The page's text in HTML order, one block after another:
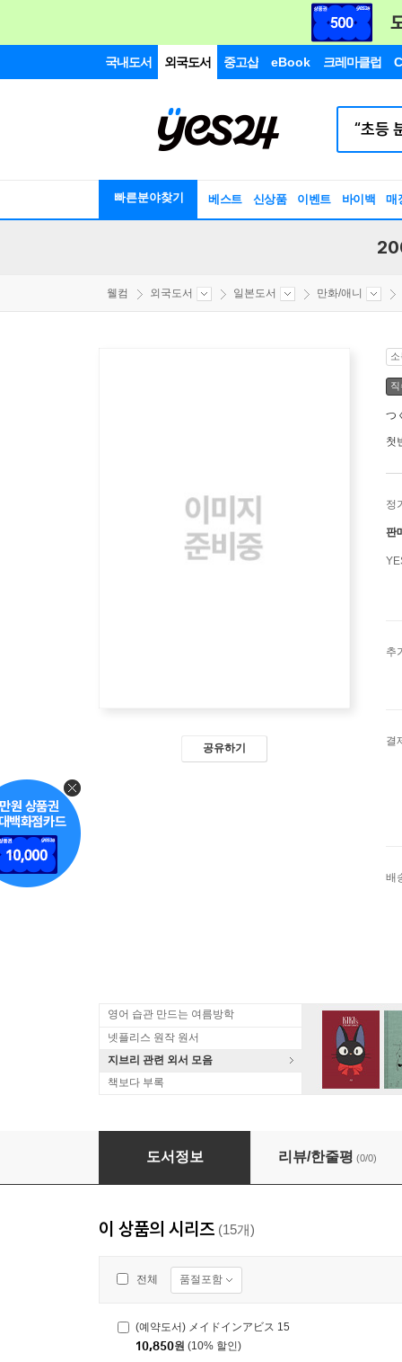
국내도서 외국도서 중고샵 eBook 크레마클럽
빠른분야찾기 베스트 신상품 이벤트 바이백 매
웰컴 외국도서 일본도서 만화/애니
공유하기
つ
첫
정
판
추
결
배
영어 습관 만드는 여름방학
넷플리스 원작 원서
지브리 관련 외서 모음
책보다 부록
(예약도서) メイドインアビス 15
도서정보 리뷰/한줄평 (0/0)
이 상품의 시리즈 (15개)
전체 품절포함
(예약도서) メイドインアビス 15
10,850원 (10% 할인)